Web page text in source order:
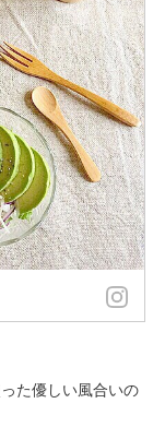
た優しい風合いの